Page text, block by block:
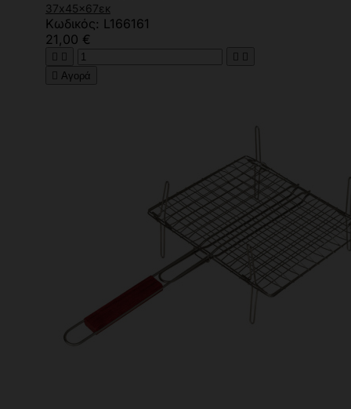
37x45x67εκ
Κωδικός: L166161
21,00 €
   
 Αγορά